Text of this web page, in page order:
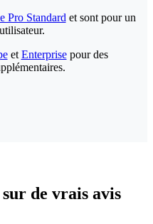
Pro Standard et sont pour un
et Enterprisepour des
de vrais avis